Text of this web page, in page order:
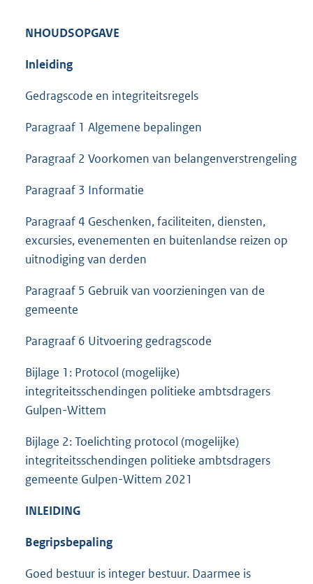
NHOUDSOPGAVE
Inleiding
Gedragscode en integriteitsregels
Paragraaf 1 Algemene bepalingen
Paragraaf 2 Voorkomen van belangenverstrengeling
Paragraaf 3 Informatie
Paragraaf 4 Geschenken, faciliteiten, diensten,
excursies, evenementen en buitenlandse reizen op
uitnodiging van derden
Paragraaf 5 Gebruik van voorzieningen van de
gemeente
Paragraaf 6 Uitvoering gedragscode
Bijlage 1: Protocol (mogelijke)
integriteitsschendingen politieke ambtsdragers
Gulpen-Wittem
Bijlage 2: Toelichting protocol (mogelijke)
integriteitsschendingen politieke ambtsdragers
gemeente Gulpen-Wittem 2021
INLEIDING
Begripsbepaling
Goed bestuur is integer bestuur. Daarmee is